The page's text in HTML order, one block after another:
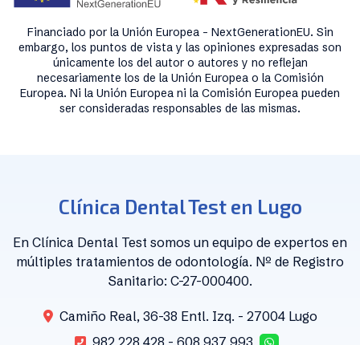
Financiado por la Unión Europea - NextGenerationEU. Sin
embargo, los puntos de vista y las opiniones expresadas son
únicamente los del autor o autores y no reflejan
necesariamente los de la Unión Europea o la Comisión
Europea. Ni la Unión Europea ni la Comisión Europea pueden
ser consideradas responsables de las mismas.
Clínica Dental Test en Lugo
En Clínica Dental Test somos un equipo de expertos en
múltiples tratamientos de odontología. Nº de Registro
Sanitario: C-27-000400.
Camiño Real, 36-38 Entl. Izq. - 27004 Lugo
982 228 428 - 608 937 993